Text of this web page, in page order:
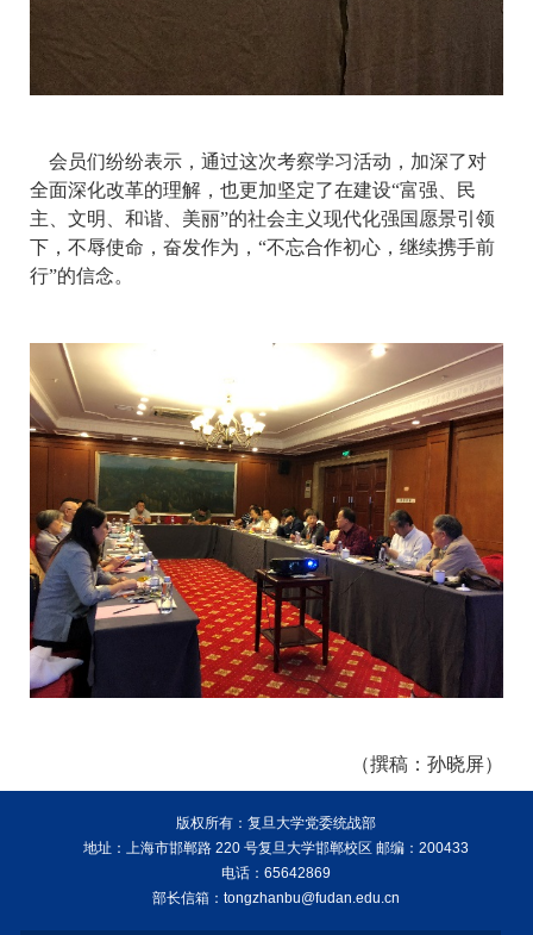
会员们纷纷表示，通过这次考察学习活动，加深了对
全面深化改革的理解，也更加坚定了在建设“富强、民
主、文明、和谐、美丽”的社会主义现代化强国愿景引领
下，不辱使命，奋发作为，“不忘合作初心，继续携手前
行”的信念。
（撰稿：孙晓屏）
版权所有：复旦大学党委统战部
地址：上海市邯郸路 220 号复旦大学邯郸校区 邮编：200433
电话：65642869
部长信箱：tongzhanbu@fudan.edu.cn